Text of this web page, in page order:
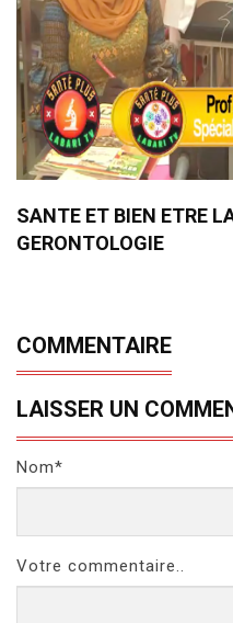
SANTE ET BIEN ETRE
GERONTOLOGIE
COMMENTAIRE
LAISSER UN
Nom*
Votre commentaire..